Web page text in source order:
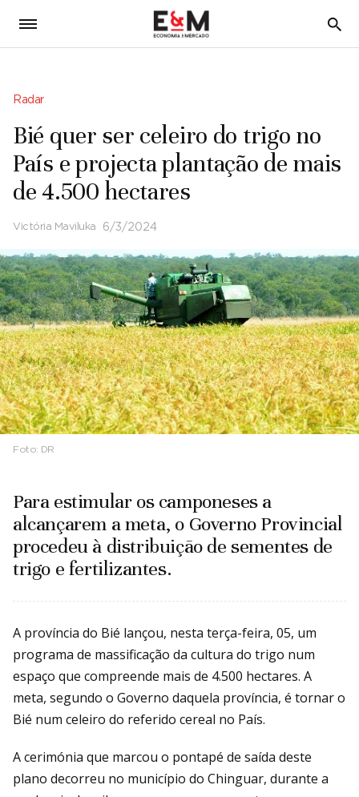
5
Radar
Bié quer ser celeiro do trigo no
País e projecta plantação de mais
de 4.500 hectares
Victória Maviluka 6/3/2024
Foto: DR
Para estimular os camponeses a
alcançarem a meta, o Governo Provincial
procedeu à distribuição de sementes de
trigo e fertilizantes.
A província do Bié lançou, nesta terça-feira, 05, um
programa de massificação da cultura do trigo num
espaço que compreende mais de 4.500 hectares. A
meta, segundo o Governo daquela província, é tornar o
Bié num celeiro do referido cereal no País.
A cerimónia que marcou o pontapé de saída deste
plano decorreu no município do Chinguar, durante a